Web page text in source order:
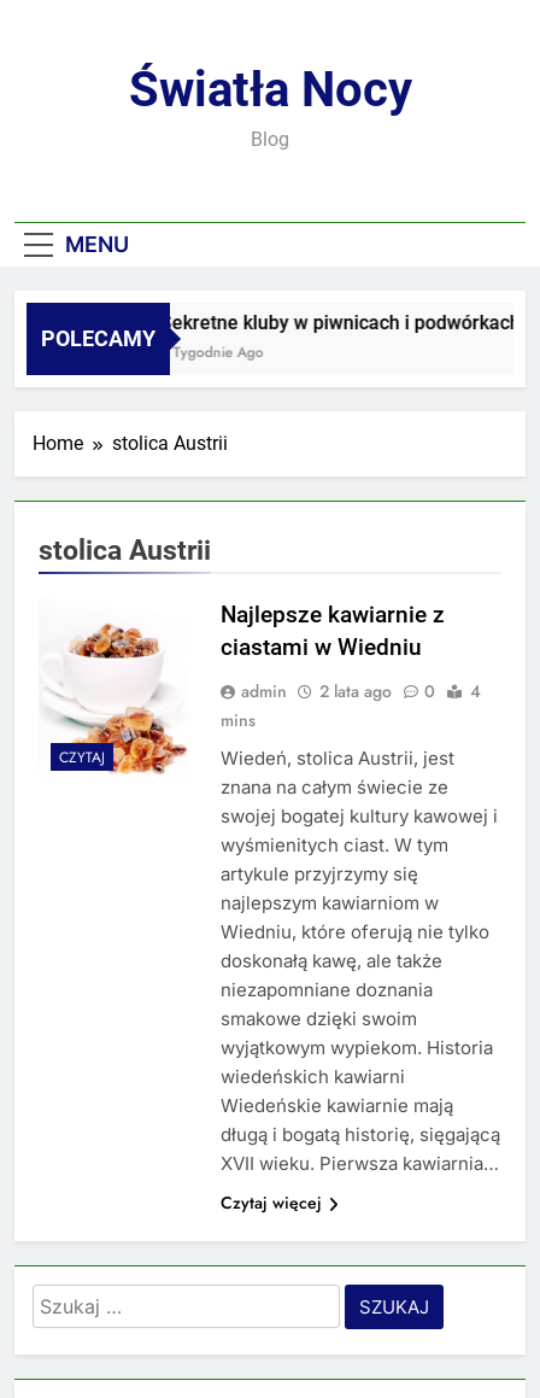
Światła Nocy
Blog
MENU
POLECAMY
Sekretne kluby w piwnicach i podwórkach
3 Tygodnie Ago
Home stolica Austrii
stolica Austrii
CZYTAJ
Najlepsze kawiarnie z
ciastami w Wiedniu
admin 2 lata ago 0
4
mins
Wiedeń, stolica Austrii, jest
znana na całym świecie ze
swojej bogatej kultury kawowej i
wyśmienitych ciast. W tym
artykule przyjrzymy się
najlepszym kawiarniom w
Wiedniu, które oferują nie tylko
doskonałą kawę, ale także
niezapomniane doznania
smakowe dzięki swoim
wyjątkowym wypiekom. Historia
wiedeńskich kawiarni
Wiedeńskie kawiarnie mają
długą i bogatą historię, sięgającą
XVII wieku. Pierwsza kawiarnia…
Czytaj więcej
Szukaj: